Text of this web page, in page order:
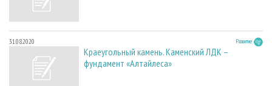
31.08.2020 Развитие
Краеугольный камень. Каменский ЛДК –
фундамент «Алтайлеса»